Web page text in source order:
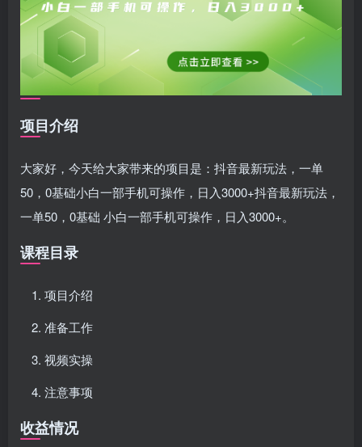
项目介绍
大家好，今天给大家带来的项目是：抖音最新玩法，一单
50，0基础小白一部手机可操作，日入3000+抖音最新玩法，
一单50，0基础 小白一部手机可操作，日入3000+。
课程目录
项目介绍
准备工作
视频实操
注意事项
收益情况